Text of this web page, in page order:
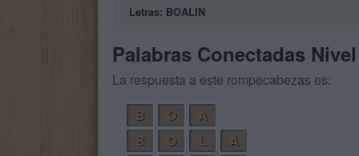
Letras: BOALIN
Palabras Conectadas
La respuesta a este rompecabezas es:
B
O
A
B
O L
A